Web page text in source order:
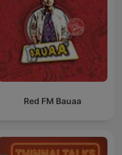
Red FM Bauaa